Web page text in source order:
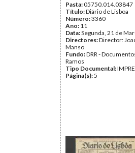
Pasta:05750.014.03847
Título:Diário de Lisboa
Número:3360
Ano: 11
Data:Segunda, 21 de
Directores:Director:
Manso
Fundo:DRR -
Ramos
Tipo Documental:
Página(s):5